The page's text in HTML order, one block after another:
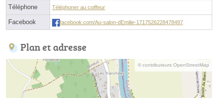
Téléphone Téléphoner au coiffeur
Facebook facebook.com/Au-salon-dEmilie-1717526228478497
Plan et adresse
© contributeurs OpenStreetMap